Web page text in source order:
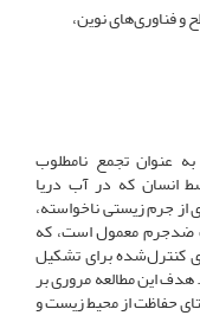
فناوری‌های نوین،
عنوان تجمع نامطلوب
انسان که در آب دریا
جرم زیستی ناخواسته،
ضدجرم معمول است، که
برای تشکیل
این مطالعه مروری بر
حفاظت از محیط زیست و